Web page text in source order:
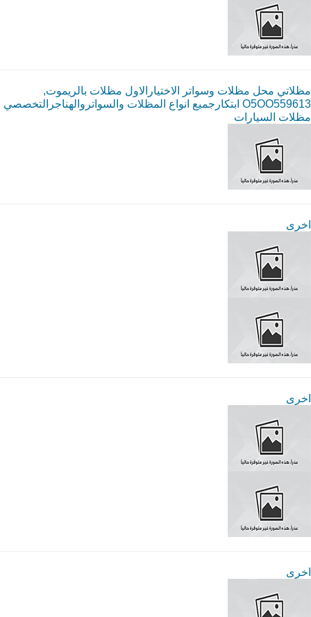
مظلاتي محل مظلات وسواتر الاختيارالاول مظلات بالريموت,
O5OO559613 ابتكارجميع انواع المظلات والسواتروالهناجرالتخصصي
مظلات السيارات
اخرى
اخرى
اخرى